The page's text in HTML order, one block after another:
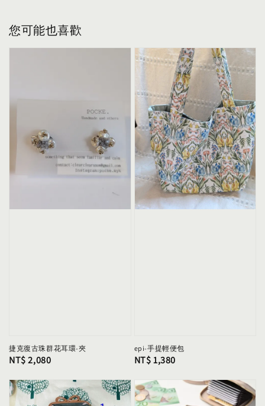
您可能也喜歡
捷克復古珠群花耳環-夾
Regular
NT$ 2,080
epi-手提輕便包
Regular
NT$ 1,380